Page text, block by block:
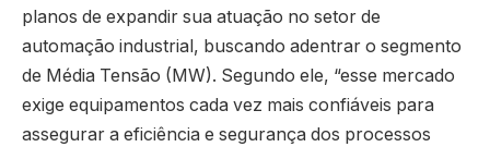
planos de expandir sua atuação no setor de
automação industrial, buscando adentrar o segmento
de Média Tensão (MW). Segundo ele, “esse mercado
exige equipamentos cada vez mais confiáveis para
assegurar a eficiência e segurança dos processos